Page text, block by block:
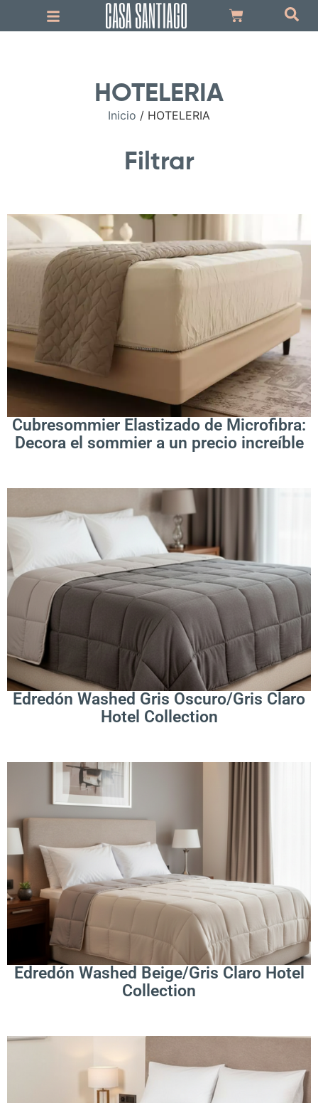
HOTELERIA
Inicio / HOTELERIA
Filtrar
Cubresommier Elastizado de Microfibra:
Decora el sommier a un precio increíble
.
Leer Más
Edredón Washed Gris Oscuro/Gris Claro
Hotel Collection
.
Leer Más
Edredón Washed Beige/Gris Claro Hotel
Collection